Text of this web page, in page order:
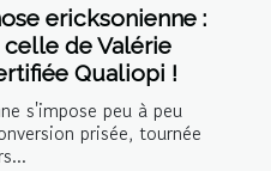
ericksonienne :
de Valérie
Qualiopi !
s'impose peu à peu
prisée, tournée